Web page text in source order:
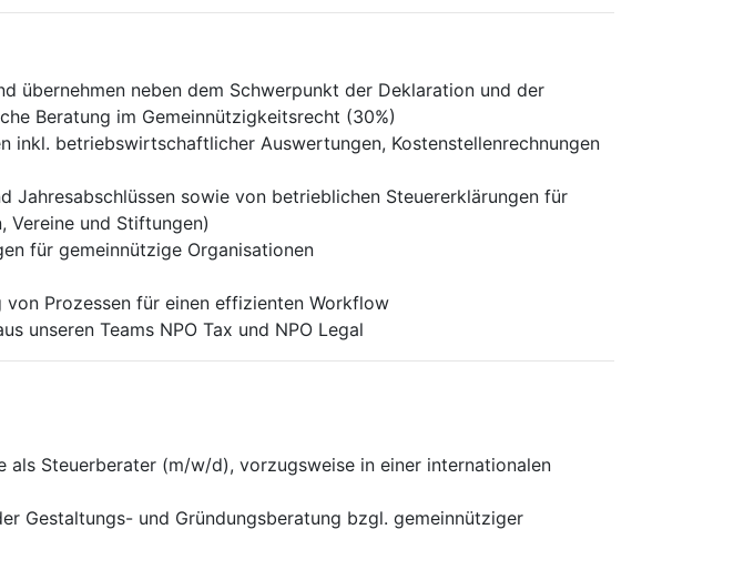
übernehmen neben dem Schwerpunkt der Deklaration und der
Beratung im Gemeinnützigkeitsrecht (30%)
inkl. betriebswirtschaftlicher Auswertungen, Kostenstellenrechnungen
Jahresabschlüssen sowie von betrieblichen Steuererklärungen für
Vereine und Stiftungen)
für gemeinnützige Organisationen
Prozessen für einen effizienten Workflow
unseren Teams NPO Tax und NPO Legal
Steuerberater (m/w/d), vorzugsweise in einer internationalen
Gestaltungs- und Gründungsberatung bzgl. gemeinnütziger